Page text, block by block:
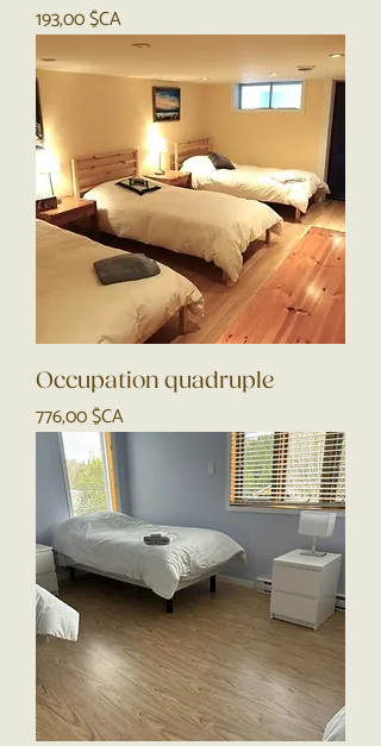
Prix
193,00 $CA
Occupation quadruple
Prix
776,00 $CA